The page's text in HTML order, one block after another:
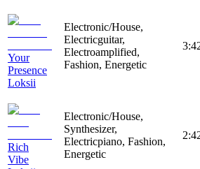
Your
Presence
Loksii
Electronic/House,
Electricguitar,
Electroamplified,
Fashion, Energetic
Rich
Vibe
Electronic/House,
Synthesizer,
Electricpiano, Fashion,
Energetic